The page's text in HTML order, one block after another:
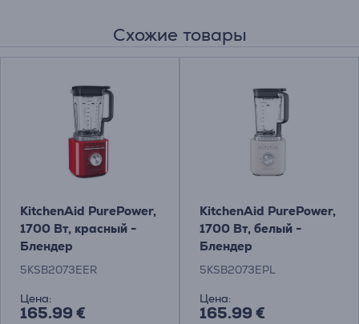
Схожие товары
KitchenAid PurePower,
1700 Вт, красный -
Блендер
5KSB2073EER
Цена:
165.99 €
KitchenAid PurePower,
1700 Вт, белый -
Блендер
5KSB2073EPL
Цена:
165.99 €